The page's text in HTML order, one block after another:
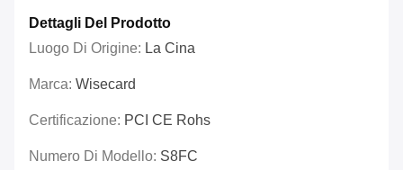
Dettagli Del Prodotto
Luogo Di Origine: La Cina
Marca: Wisecard
Certificazione: PCI CE Rohs
Numero Di Modello: S8FC